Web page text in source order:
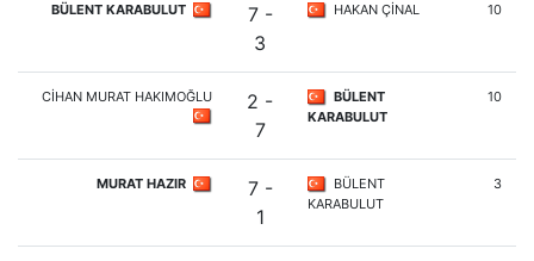
BÜLENT KARABULUT
7 -
3
HAKAN ÇİNAL 10
CİHAN MURAT HAKIMOĞLU
2 -
7
BÜLENT
KARABULUT
10
MURAT HAZIR
7 -
1
BÜLENT
KARABULUT
3